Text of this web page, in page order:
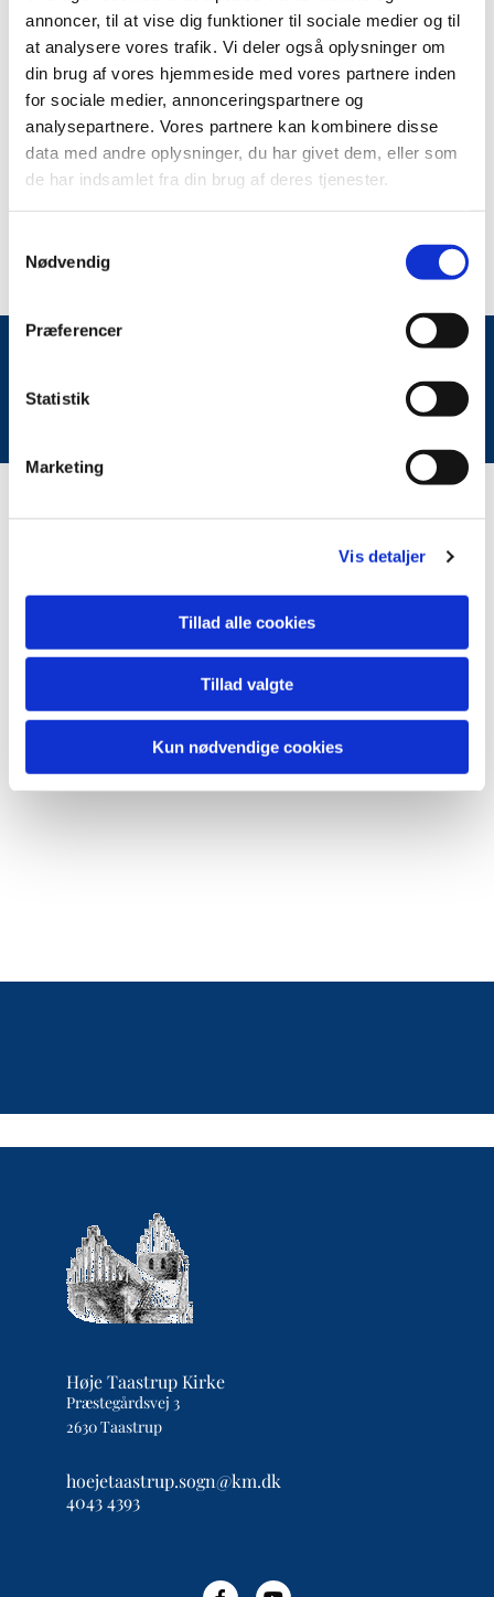
annoncer, til at vise dig funktioner til sociale medier og til
at analysere vores trafik. Vi deler også oplysninger om
din brug af vores hjemmeside med vores partnere inden
for sociale medier, annonceringspartnere og
analysepartnere. Vores partnere kan kombinere disse
data med andre oplysninger, du har givet dem, eller som
de har indsamlet fra din brug af deres tjenester.
Nødvendig
Præferencer
Statistik
Marketing
Vis detaljer
Tillad alle cookies
Tillad valgte
Kun nødvendige cookies
Du vil måske også kunne lide...
Høje Taastrup Kirke
Præstegårdsvej 3
2630 Taastrup
hoejetaastrup.sogn@km.dk
4043 4393